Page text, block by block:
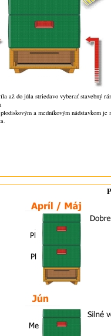
až do júla striedavo vyberať stavebný
a medníkovým nádstavkom je